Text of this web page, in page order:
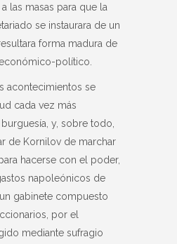
las masas para que la
se instaurara de un
forma madura de
político.
acontecimientos se
cada vez más
y, sobre todo,
de Kornilov de marchar
hacerse con el poder,
napoleónicos de
gabinete compuesto
por el
mediante sufragio